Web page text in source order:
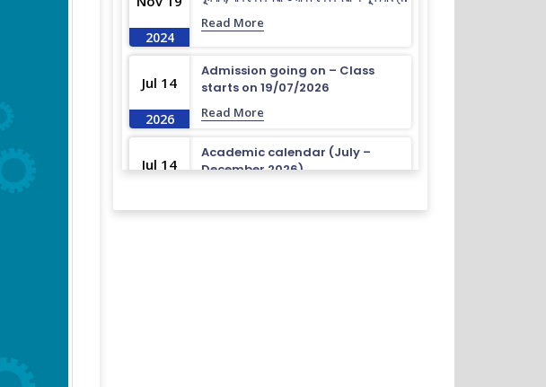
2024
Read More
Jul 14
2026
Admission going on – Class
starts on 19/07/2026
Read More
Jul 14
Academic calendar (July –
December 2026)